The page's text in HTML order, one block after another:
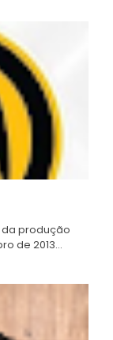
da produção
de 2013...